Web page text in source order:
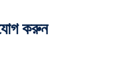
করুন